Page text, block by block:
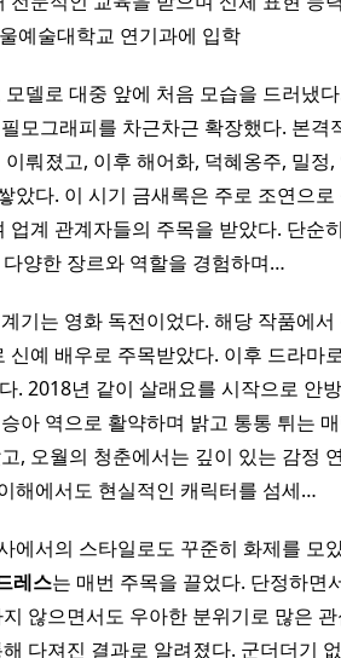
예술대학교 연기과에 입학
델로 대중 앞에 처음 모습을 드러냈
모그래피를 차근차근 확장했다. 본격
뤄졌고, 이후 해어화, 덕혜옹주, 밀정
았다. 이 시기 금새록은 주로 조연으
계 관계자들의 주목을 받았다. 단순
양한 장르와 역할을 경험하며…
기는 영화 독전이었다. 해당 작품에
예 배우로 주목받았다. 이후 드라마
. 2018년 같이 살래요를 시작으로 안
아 역으로 활약하며 밝고 통통 튀는
, 오월의 청춘에서는 깊이 있는 감정
해에서도 현실적인 캐릭터를 섬세…
에서의 스타일로도 꾸준히 화제를 모
레스는 매번 주목을 끌었다. 단정하면
않으면서도 우아한 분위기로 많은
다져진 결과로 알려졌다. 군더더기